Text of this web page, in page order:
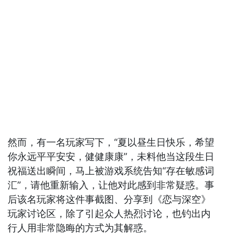
然而，有一名玩家写下，“夏以昼生日快乐，希望
你永远平平安安，健健康康”，未料他当这段生日
祝福送出瞬间，马上被游戏系统告知“存在敏感词
汇”，请他重新输入，让他对此感到非常疑惑。事
后该名玩家将这件事截图、分享到《恋与深空》
玩家讨论区，除了引起众人热烈讨论，也钓出内
行人用非常隐晦的方式为其解惑。